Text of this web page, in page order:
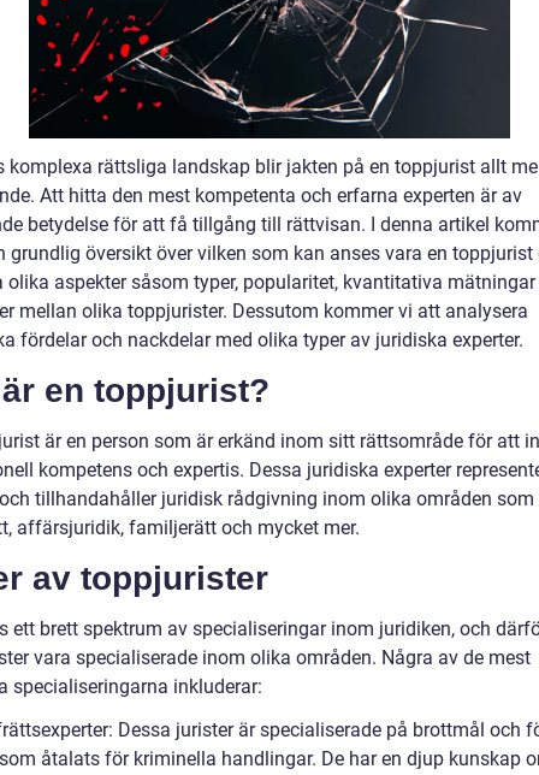
komplexa rättsliga landskap blir jakten på en toppjurist allt
Att hitta den mest kompetenta och erfarna experten är av
betydelse för att få tillgång till rättvisan. I denna artikel
grundlig översikt över vilken som kan anses vara en toppjurist
olika aspekter såsom typer, popularitet, kvantitativa
mellan olika toppjurister. Dessutom kommer vi att analysera
fördelar och nackdelar med olika typer av juridiska experter.
en toppjurist?
är en person som är erkänd inom sitt rättsområde för att
kompetens och expertis. Dessa juridiska experter
tillhandahåller juridisk rådgivning inom olika områden som
affärsjuridik, familjerätt och mycket mer.
av toppjurister
ett brett spektrum av specialiseringar inom juridiken, och
vara specialiserade inom olika områden. Några av de mest
specialiseringarna inkluderar:
Dessa jurister är specialiserade på brottmål och
åtalats för kriminella handlingar. De har en djup kunskap